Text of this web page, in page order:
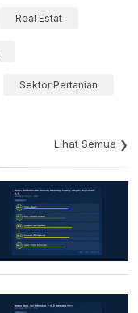
Real Estat
Sektor Pertanian
Lihat Semua